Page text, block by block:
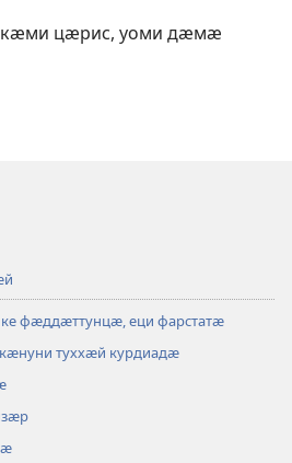
кӕми цӕрис, уоми дӕмӕ
фӕддӕттунцӕ, еци фарстатӕ
туххӕй курдиадӕ